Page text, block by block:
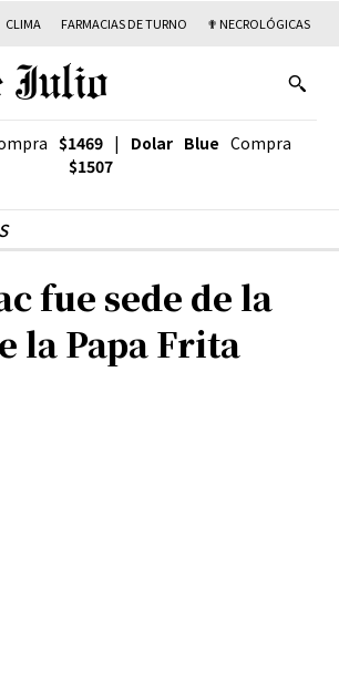
CLIMA FARMACIAS DE TURNO ✟ NECROLÓGICAS
$1469 | Dolar Blue Compra
$1507
fue sede de la
la Papa Frita